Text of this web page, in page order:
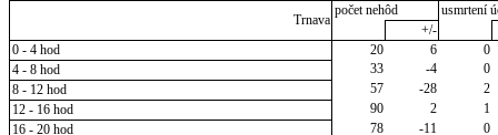
Trnava
počet nehôd
usmrtení
+/-
0 - 4 hod
20 6
0
4 - 8 hod
33 -4
0
8 - 12 hod
57 -28
2
12 - 16 hod
90 2
1
16 - 20 hod
78 -11
0